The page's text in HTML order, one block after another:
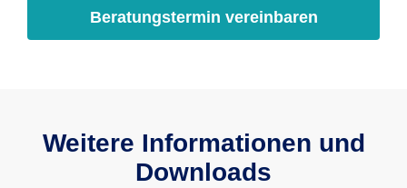
Beratungstermin vereinbaren
Weitere Informationen und
Downloads